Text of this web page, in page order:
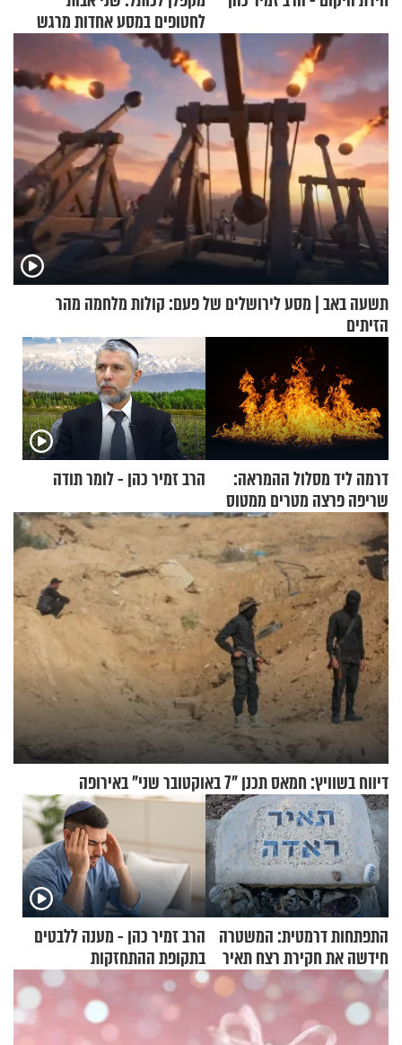
לחטופים במסע אחדות מרגש
תשעה באב | מסע לירושלים של פעם: קולות מלחמה מהר
הזיתים
דרמה ליד מסלול ההמראה:
שריפה פרצה מטרים ממטוס
מלא בנוסעים
הרב זמיר כהן - לומר תודה
דיווח בשוויץ: חמאס תכנן "7 באוקטובר שני" באירופה
התפתחות דרמטית: המשטרה
חידשה את חקירת רצח תאיר
ראדה
הרב זמיר כהן - מענה ללבטים
בתקופת ההתחזקות